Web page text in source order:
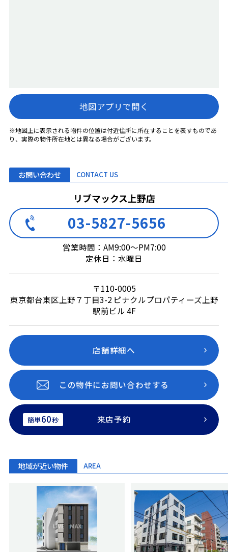
地図アプリで開く
※地図上に表示される物件の位置は付近住所に所在することを表すものであ
り、実際の物件所在地とは異なる場合がございます。
お問い合わせ CONTACT US
リブマックス上野店
03-5827-5656
営業時間：AM9:00～PM7:00
定休日：水曜日
〒110-0005
東京都台東区上野７丁目3-2 ピナクルプロパティーズ上野
駅前ビル 4F
店舗詳細へ
この物件にお問い合わせする
簡単60秒 来店予約
地域が近い物件 AREA